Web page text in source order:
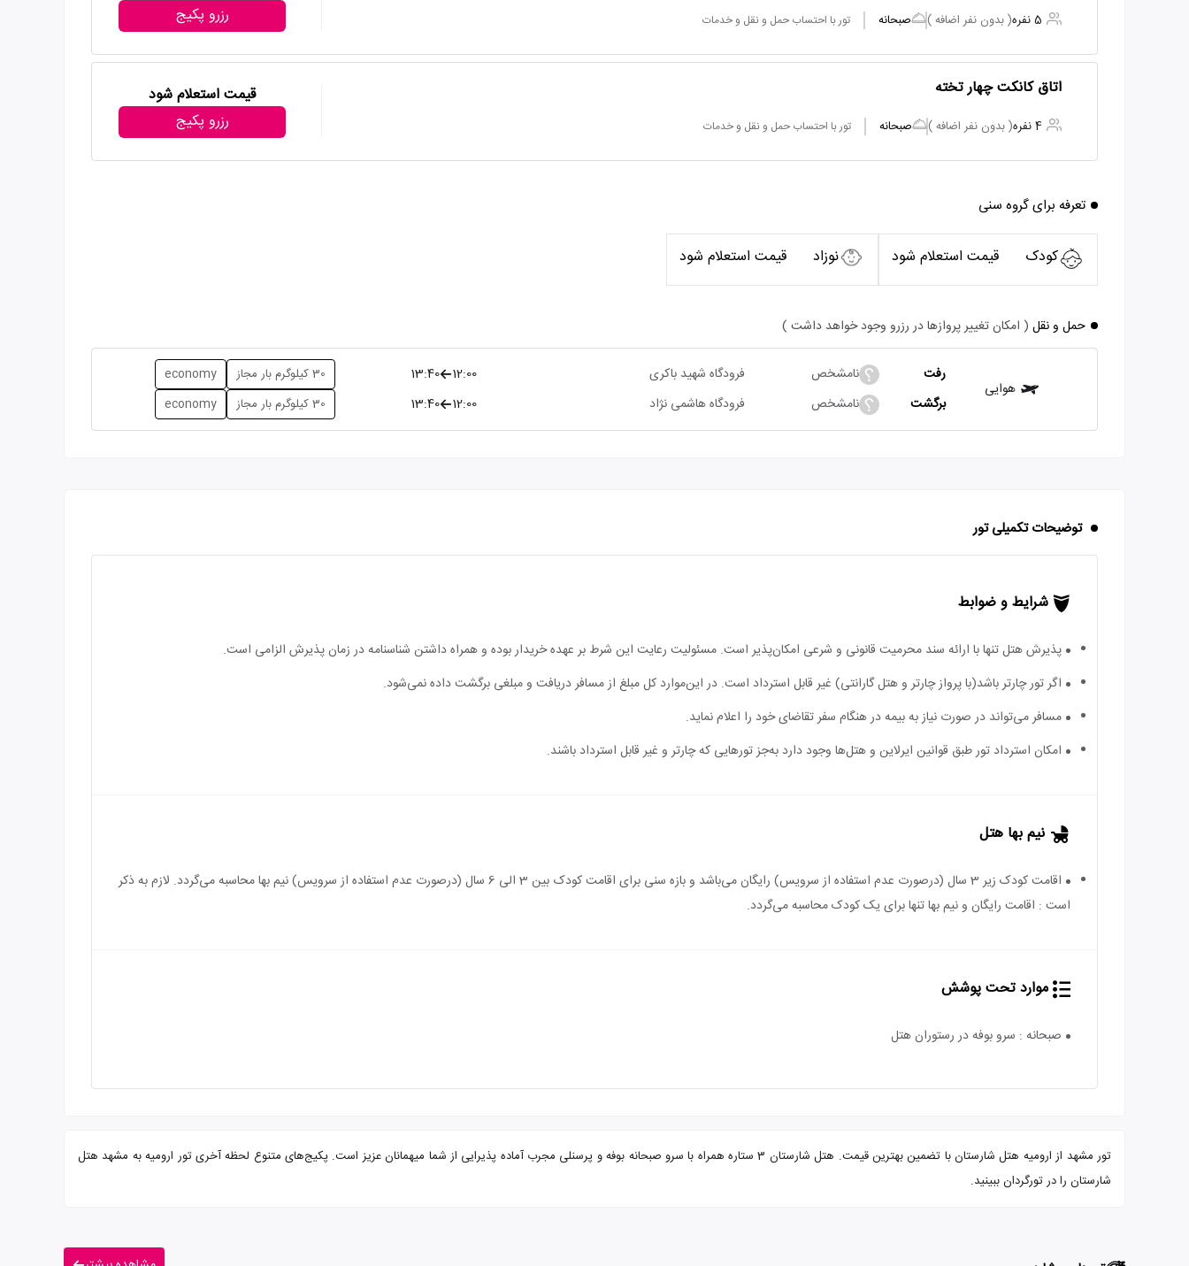
5 نفره ( بدون نفر اضافه ) صبحانه تور با احتساب حمل و نقل و خدمات
رزرو پکیج
اتاق کانکت چهار تخته
4 نفره ( بدون نفر اضافه ) صبحانه تور با احتساب حمل و نقل و خدمات
قیمت استعلام شود
رزرو پکیج
تعرفه برای گروه سنی
کودک قیمت استعلام شود نوزاد قیمت استعلام شود
حمل و نقل ( امکان تغییر پروازها در رزرو وجود خواهد داشت )
هوایی
رفت نامشخص فرودگاه شهید باکری 12:00
13:40 30 کیلوگرم بار مجاز economy
برگشت نامشخص فرودگاه هاشمی نژاد 12:00
13:40 30 کیلوگرم بار مجاز economy
توضیحات تکمیلی تور
شرایط و ضوابط
پذیرش هتل تنها با ارائه سند محرمیت قانونی و شرعی امکان‌پذیر است. مسئولیت رعایت این شرط بر عهده خریدار بوده و همراه داشتن شناسنامه در زمان پذیرش الزامی است.
اگر تور چارتر باشد(با پرواز چارتر و هتل گارانتی) غیر قابل استرداد است. در این‌موارد کل مبلغ از مسافر دریافت و مبلغی برگشت داده نمی‌شود.
مسافر می‌تواند در صورت نیاز به بیمه در هنگام سفر تقاضای خود را اعلام نماید.
امکان استرداد تور طبق قوانین ایرلاین و هتل‌ها وجود دارد به‌جز تورهایی که چارتر و غیر قابل استرداد باشند.
نیم بها هتل
اقامت کودک زیر 3 سال (درصورت عدم استفاده از سرویس) رایگان می‌باشد و بازه سنی برای اقامت کودک بین 3 الی 6 سال (درصورت عدم استفاده از سرویس) نیم بها محاسبه می‌گردد. لازم به ذکر
است : اقامت رایگان و نیم بها تنها برای یک کودک محاسبه می‌گردد.
موارد تحت پوشش
صبحانه : سرو بوفه در رستوران هتل
تور مشهد از ارومیه هتل شارستان با تضمین بهترین قیمت. هتل شارستان 3 ستاره همراه با سرو صبحانه بوفه و پرسنلی مجرب آماده پذیرایی از شما میهمانان عزیز است. پکیج‌های متنوع لحظه آخری تور ارومیه به مشهد هتل
شارستان را در تورگردان ببینید.